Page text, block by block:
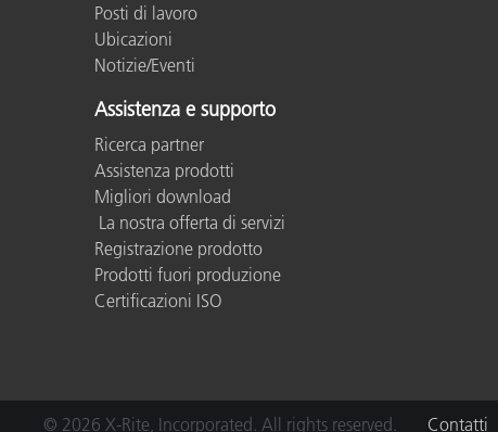
Posti di lavoro
Ubicazioni
Notizie/Eventi
Assistenza e supporto
Ricerca partner
Assistenza prodotti
Migliori download
La nostra offerta di servizi
Registrazione prodotto
Prodotti fuori produzione
Certificazioni ISO
© 2026 X-Rite, Incorporated. All rights reserved. Contatti